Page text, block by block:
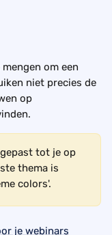
om een
niet precies de
op
tot je op
thema is
colors'.